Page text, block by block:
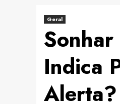
Geral
Indica
Alerta?